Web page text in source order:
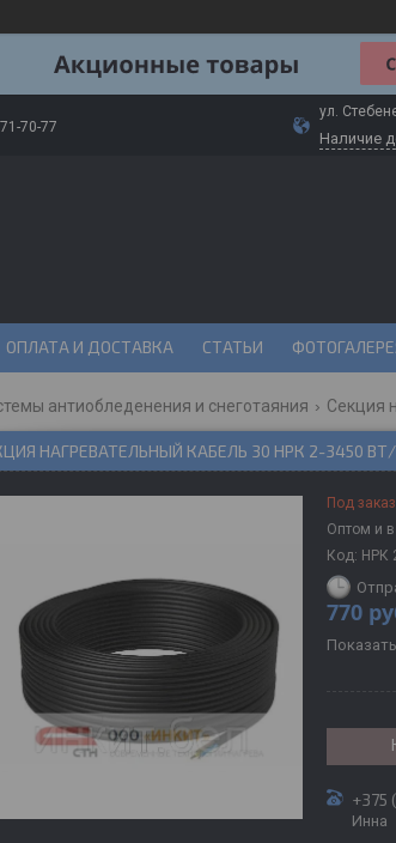
70-77
ул.
Наличие
ОПЛАТА И ДОСТАВКА СТАТЬИ
антиобледенения и снеготаяния Секция
НАГРЕВАТЕЛЬНЫЙ КАБЕЛЬ 30 НРК 2-3450
Под заказ
Оптом и
Код: НРК
770
+375
Инна